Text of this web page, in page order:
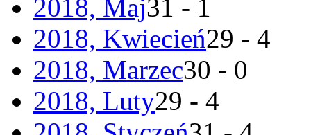
2018, Maj31 - 1
2018, Kwiecień29 - 4
2018, Marzec30 - 0
2018, Luty29 - 4